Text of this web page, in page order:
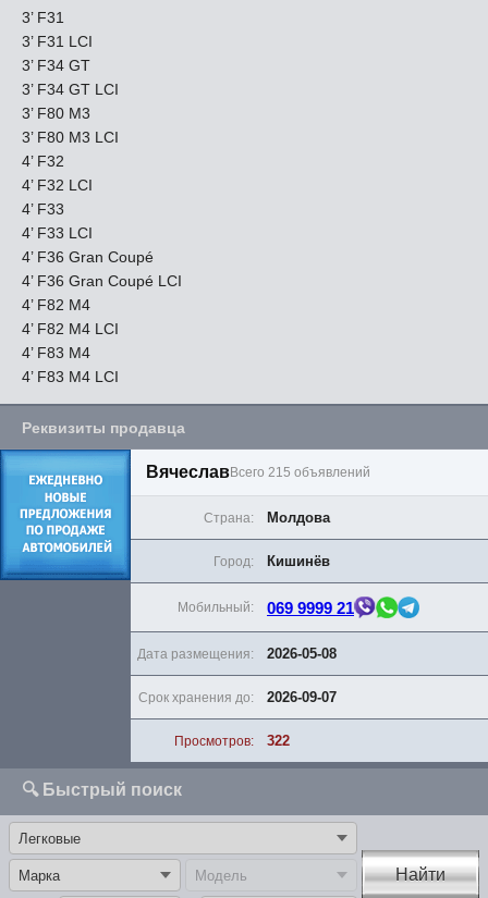
3’ F31
3’ F31 LCI
3’ F34 GT
3’ F34 GT LCI
3’ F80 M3
3’ F80 M3 LCI
4’ F32
4’ F32 LCI
4’ F33
4’ F33 LCI
4’ F36 Gran Coupé
4’ F36 Gran Coupé LCI
4’ F82 M4
4’ F82 M4 LCI
4’ F83 M4
4’ F83 M4 LCI
Реквизиты продавца
ВячеславВсего 215 объявлений
Страна: Молдова
Дата размещения: 2026-05-08
Город: Кишинёв
Срок хранения до: 2026-09-07
Мобильный: 069 9999 21
Просмотров: 322
🔍 Быстрый поиск
Найти